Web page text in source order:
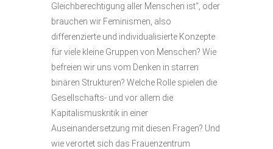
Gleichberechtigung aller Menschen ist“, oder
brauchen wir Feminismen, also
differenzierte und individualisierte Konzepte
für viele kleine Gruppen von Menschen? Wie
befreien wir uns vom Denken in starren
binären Strukturen? Welche Rolle spielen die
Gesellschafts- und vor allem die
Kapitalismuskritik in einer
Auseinandersetzung mit diesen Fragen? Und
wie verortet sich das Frauenzentrum